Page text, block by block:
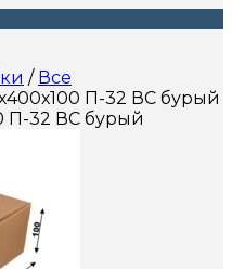
/ Все
П-32 ВС бурый